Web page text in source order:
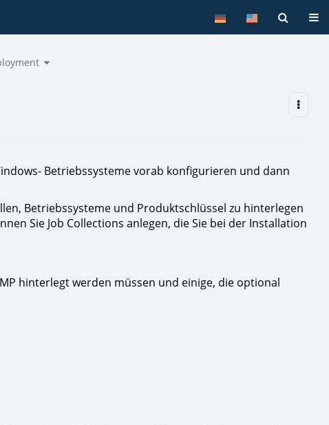
Toggle
the
hierarchy
tree
Betriebssysteme vorab konfigurieren und dann
Betriebssysteme und Produktschlüssel zu hinterlegen
Sie Job Collections anlegen, die Sie bei der Installation
hinterlegt werden müssen und einige, die optional